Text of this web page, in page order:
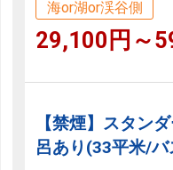
海or湖or渓谷側
29,100円～
【禁煙】スタン
呂あり(33平米/